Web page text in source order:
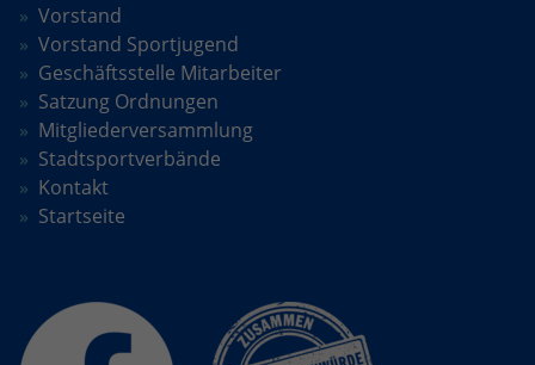
Vorstand
Vorstand Sportjugend
Geschäftsstelle Mitarbeiter
Satzung Ordnungen
Mitgliederversammlung
Stadtsportverbände
Kontakt
Startseite